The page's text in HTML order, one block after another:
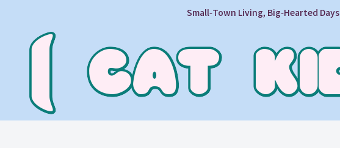
Small‑Town Living, Big‑Hearted Days